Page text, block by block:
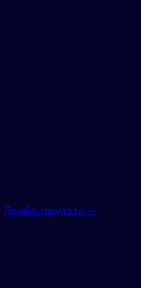
Дизайн продукта —